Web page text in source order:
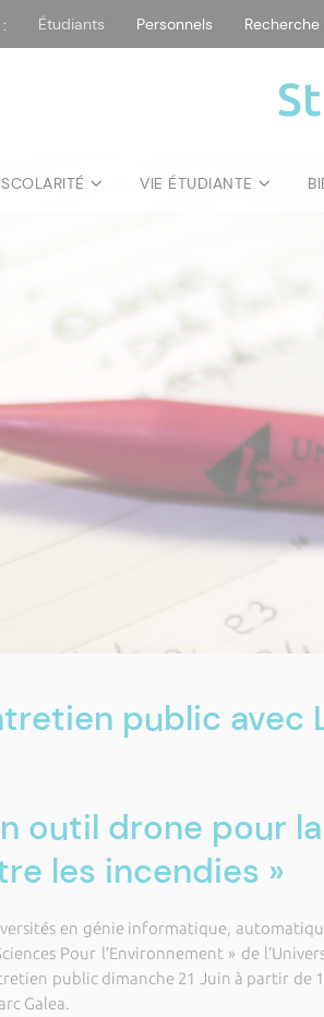
Étudiants Personnels Recherche
VIE ÉTUDIANTE
public avec
outil drone pour
les incendies »
en génie informatique,
Pour l’Environnement » de
public dimanche 21 Juin à partir de
Galea.